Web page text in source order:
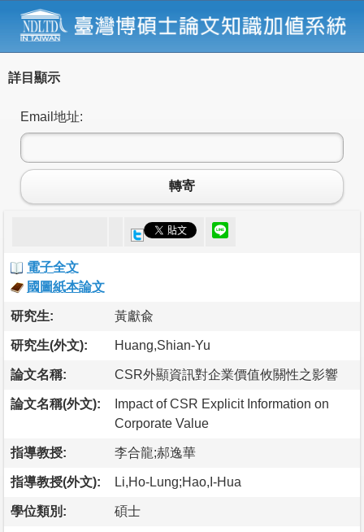
詳目顯示
Email地址:
轉寄
電子全文
國圖紙本論文
研究生: 黃獻兪
研究生(外文): Huang,Shian-Yu
論文名稱: CSR外顯資訊對企業價值攸關性之影響
論文名稱(外文):
Impact of CSR Explicit Information on
Corporate Value
指導教授: 李合龍;郝逸華
指導教授(外文): Li,Ho-Lung;Hao,I-Hua
學位類別: 碩士